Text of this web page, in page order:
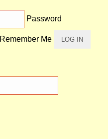
Password
Remember Me